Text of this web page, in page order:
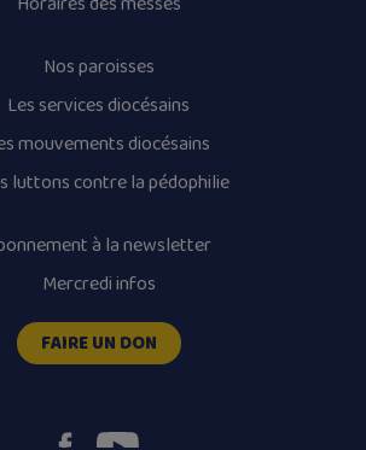
Nos paroisses
Les services diocésains
mouvements diocésains
luttons contre la pédophilie
à la newsletter
Mercredi infos
FAIRE UN DON